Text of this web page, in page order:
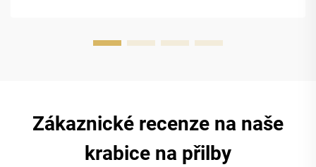
Zákaznické recenze na naše
krabice na přilby